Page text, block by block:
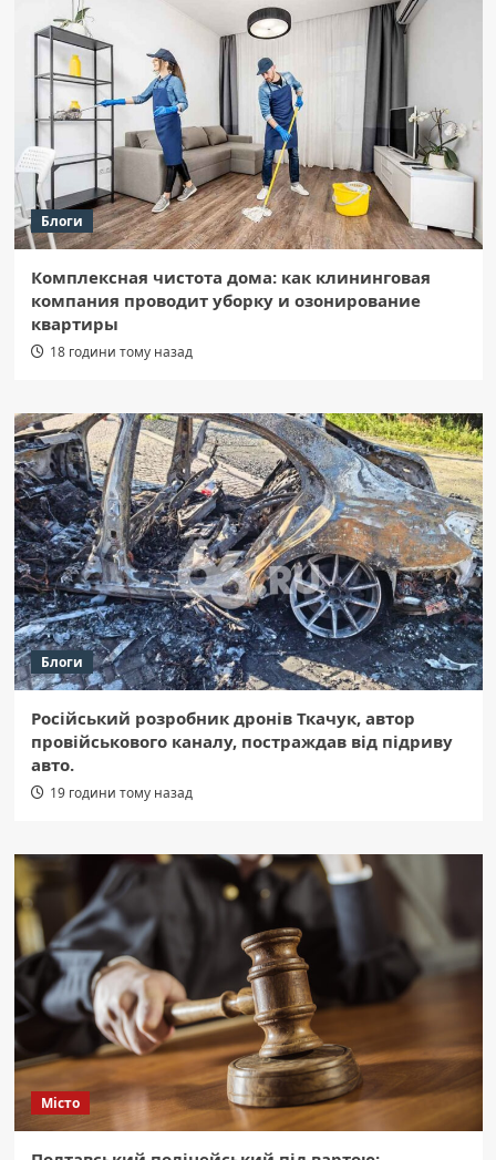
Блоги
Комплексная чистота дома: как клининговая
компания проводит уборку и озонирование
квартиры
18 години тому назад
Блоги
Російський розробник дронів Ткачук, автор
провійськового каналу, постраждав від підриву
авто.
19 години тому назад
Місто